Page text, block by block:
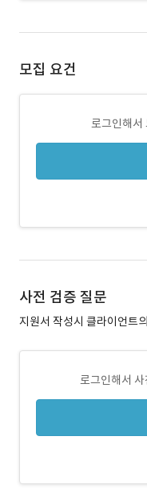
모집 요건
로그인해서
사전 검증 질문
지원서 작성시 클라이언트
로그인해서